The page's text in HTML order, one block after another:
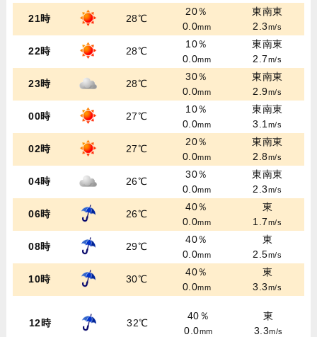
21時 28℃
20％
0.0mm
東南東
2.3m/s
22時 28℃
10％
0.0mm
東南東
2.7m/s
23時 28℃
30％
0.0mm
東南東
2.9m/s
00時 27℃
10％
0.0mm
東南東
3.1m/s
02時 27℃
20％
0.0mm
東南東
2.8m/s
04時 26℃
30％
0.0mm
東南東
2.3m/s
06時 26℃
40％
0.0mm
東
1.7m/s
08時 29℃
40％
0.0mm
東
2.5m/s
10時 30℃
40％
0.0mm
東
3.3m/s
12時 32℃
40％
0.0mm
東
3.3m/s